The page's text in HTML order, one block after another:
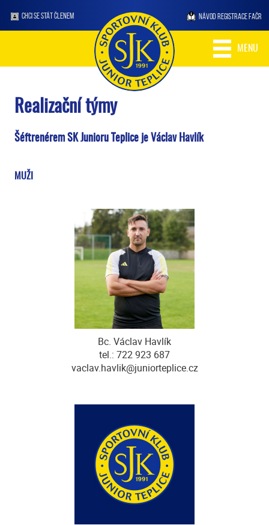
CHCI SE STÁT ČLENEM NÁVOD REGISTRACE FAČR
MENU
Realizační týmy
Šéftrenérem SK Junioru Teplice je Václav Havlík
MUŽI
Bc. Václav Havlík
tel.: 722 923 687
vaclav.havlik@juniorteplice.cz